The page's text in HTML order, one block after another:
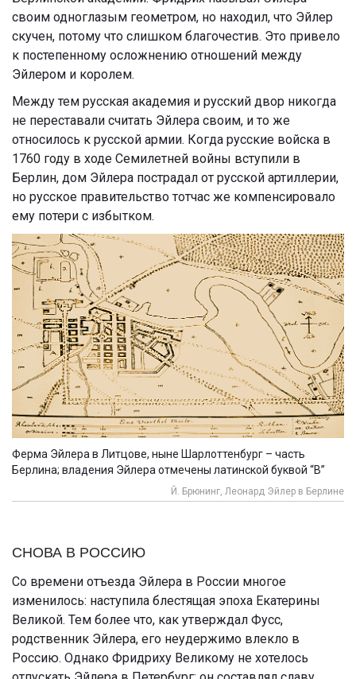
своим одноглазым геометром, но находил, что Эйлер
скучен, потому что слишком благочестив. Это привело
к постепенному осложнению отношений между
Эйлером и королем.
Между тем русская академия и русский двор никогда
не переставали считать Эйлера своим, и то же
относилось к русской армии. Когда русские войска в
1760 году в ходе Семилетней войны вступили в
Берлин, дом Эйлера пострадал от русской артиллерии,
но русское правительство тотчас же компенсировало
ему потери с избытком.
Ферма Эйлера в Литцове, ныне Шарлоттенбург – часть
Берлина; владения Эйлера отмечены латинской буквой “B”
Й. Брюнинг, Леонард Эйлер в Берлине
СНОВА В РОССИЮ
Со времени отъезда Эйлера в России многое
изменилось: наступила блестящая эпоха Екатерины
Великой. Тем более что, как утверждал Фусс,
родственник Эйлера, его неудержимо влекло в
Россию. Однако Фридриху Великому не хотелось